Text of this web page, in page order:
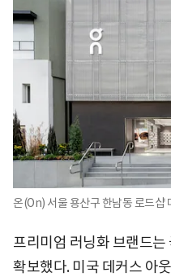
온(On) 서울 용산구 한남동 로드샵
프리미엄 러닝화 브랜드
확보했다. 미국 데커스 아